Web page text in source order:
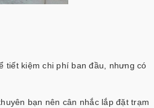
tiết kiệm chi phí ban đầu, nhưng có
bạn nên cân nhắc lắp đặt trạm